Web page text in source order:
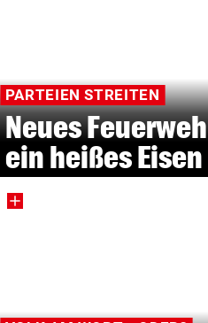
PARTEIEN STREITEN
Neues
ein heißes Eisen